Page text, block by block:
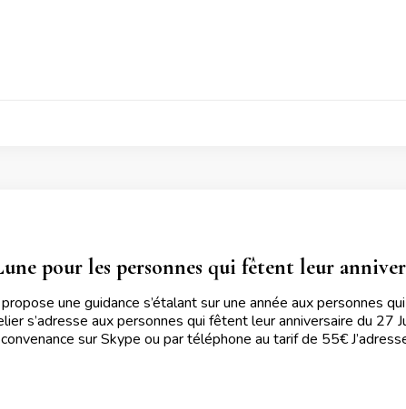
pour les personnes qui fêtent leur
une guidance s’étalant sur une année aux personnes
s’adresse aux personnes qui fêtent leur anniversaire du 27
sur Skype ou par téléphone au tarif de 55€